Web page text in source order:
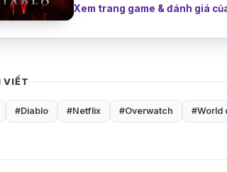
Xem trang game & đánh giá
VIẾT
#Diablo #Netflix #Overwatch #World